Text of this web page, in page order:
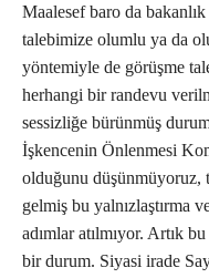
Maalesef baro da
talebimize olumlu ya da
yöntemiyle de görüşme
herhangi bir randevu
sessizliğe bürünmüş
İşkencenin Önlenmesi
olduğunu
gelmiş bu yalnızlaştırma
adımlar atılmıyor. Artık
bir durum. Siyasi irade